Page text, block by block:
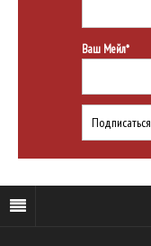
Ваш Мейл*